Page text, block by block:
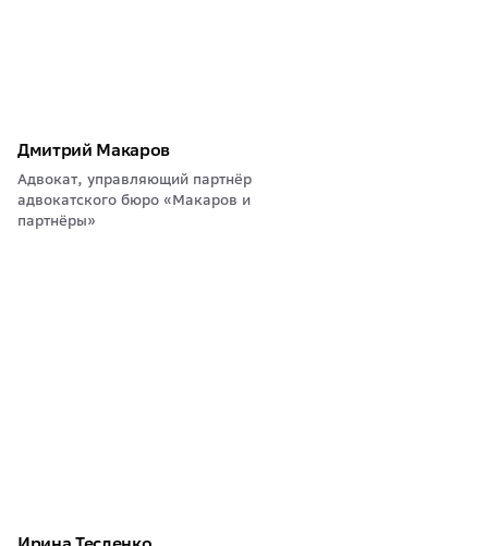
Дмитрий Макаров
Адвокат, управляющий партнёр
адвокатского бюро «Макаров и
партнёры»